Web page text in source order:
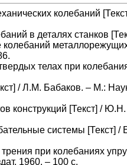
колебаний
в деталях станков
телах при
/ Л.М. Бабаков. – М.:
конструкций [Текст] /
системы [Текст] /
при колебаниях
1960. – 100 с.